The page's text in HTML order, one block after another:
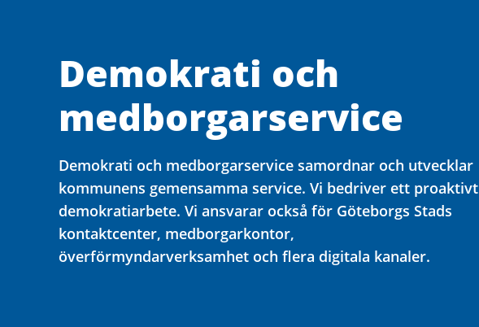
Demokrati och
medborgarservice
Demokrati och medborgarservice samordnar och utvecklar
kommunens gemensamma service. Vi bedriver ett proaktivt
demokratiarbete. Vi ansvarar också för Göteborgs Stads
kontaktcenter, medborgarkontor,
överförmyndarverksamhet och flera digitala kanaler.